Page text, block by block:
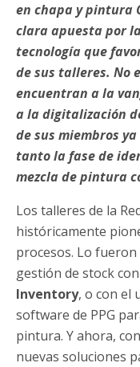
en chapa y pintura
clara apuesta por
tecnología que
de sus talleres. No
encuentran a la
a la digitalización
de sus miembros
tanto la fase de
mezcla de pintura
Los talleres de la
históricamente
procesos. Lo
gestión de stock
Inventory, o con el
software de PPG
pintura. Y ahora,
nuevas soluciones